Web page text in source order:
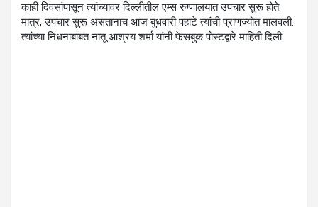
काही दिवसांपासून त्यांच्यावर दिल्लीतील एम्‍स रुग्णालयात उपचार सुरू होते.
मात्र, उपचार सुरू असतानाच आज बुधवारी पहाटे त्यांची प्राणज्योत मालवली.
त्यांच्या निधनाबाबत नातू आश्रय शर्मा यांनी फेसबुक पोस्टद्वारे माहिती दिली.